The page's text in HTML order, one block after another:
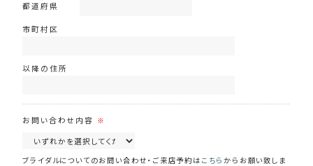
都道府県
市町村区
以降の住所
お問い合わせ内容 ※
ブライダルについてのお問い合わせ・ご来店予約は こちらからお願い致しま